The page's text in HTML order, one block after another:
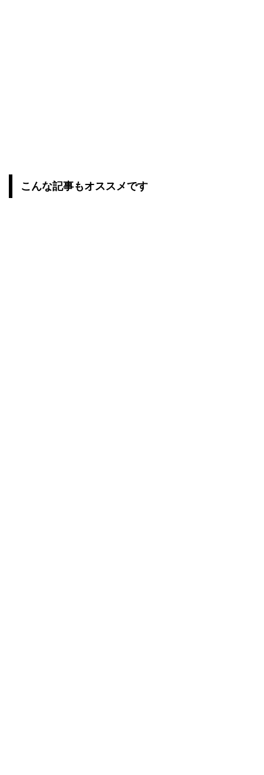
こんな記事もオススメです